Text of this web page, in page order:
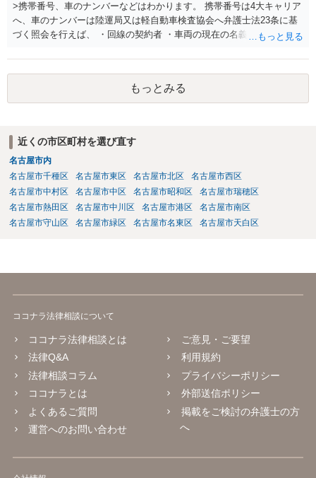
>携帯番号、車のナンバーなどはわかります。 携帯番号は4大キャリア
へ、車のナンバーは陸運局又は軽自動車検査協会へ弁護士法23条に基
づく照会を行えば、 ・回線の契約者 ・車両の現在の名義人 は、分か
義人であれば住所の特定につながりますが、 ・元彼・元カノ名義の回
線を使用している ・友人の車を借りたり名義残りのまま使用している
場合が稀にあり、この場合は照会しても住所の特定ができない場合も
しばしば存在します。 なお、貸金返還請求事件の受任を前提とせず弁
もっとみる
近くの市区町村を選び直す
名古屋市内
名古屋市千種区
名古屋市東区 名古屋市北区
名古屋市西区
名古屋市中村区
名古屋市中区 名古屋市昭和区
名古屋市瑞穂区
名古屋市熱田区
名古屋市中川区 名古屋市港区
名古屋市南区
名古屋市守山区
名古屋市緑区 名古屋市名東区 名古屋市天白区
ココナラ法律相談について
ココナラ法律相談とは
法律Q&A
法律相談コラム
ココナラとは
よくあるご質問
運営へのお問い合わせ
ご意見・ご要望
利用規約
プライバシーポリシー
外部送信ポリシー
掲載をご検討の弁護士の方
へ